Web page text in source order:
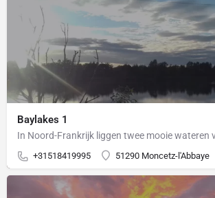
Baylakes 1
+31518419995 51290 Moncetz-l'Abbaye